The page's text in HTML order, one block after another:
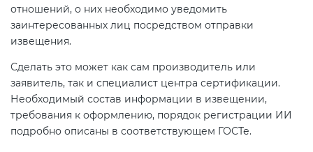
отношений, о них необходимо уведомить
заинтересованных лиц посредством отправки
извещения.
Сделать это может как сам производитель или
заявитель, так и специалист центра сертификации.
Необходимый состав информации в извещении,
требования к оформлению, порядок регистрации ИИ
подробно описаны в соответствующем ГОСТе.